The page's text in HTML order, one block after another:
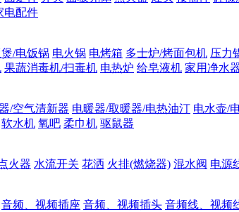
电配件
/电饭锅 电火锅 电烤箱 多士炉/烤面包机 压力
果蔬消毒机/扫毒机 电热炉 给皂液机 家用净水
/空气清新器 电暖器/取暖器/电热油汀 电水壶/
软水机 氧吧 柔巾机 驱鼠器
火器 水流开关 花洒 火排(燃烧器) 混水阀 电源
音频、视频插座 音频、视频插头 音频线、视频